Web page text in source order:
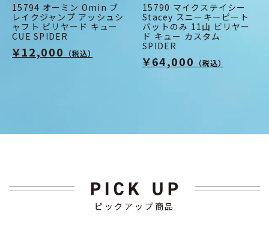
15794 オーミン Omin ブ
レイクジャンプ アッシュシ
ャフト ビリヤード キュー
CUE SPIDER
￥12,000 （税込）
15790 マイクステイシー
Stacey スニーキーピート
バットのみ 11山 ビリヤー
ド キュー カスタム
SPIDER
￥64,000 （税込）
ピックアップ商品